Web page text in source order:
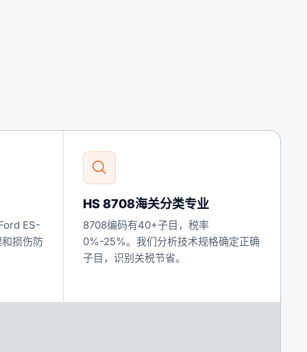
ES-
损伤防
HS 8708海关分类专业
8708编码有40+子目，税率
0%-25%。我们分析技术规格确定正确
子目，识别关税节省。